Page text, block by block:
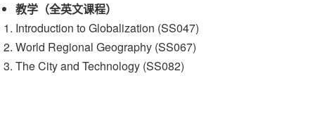
教学（全英文课程）
Introduction to Globalization (SS047)
World Regional Geography (SS067)
The City and Technology (SS082)